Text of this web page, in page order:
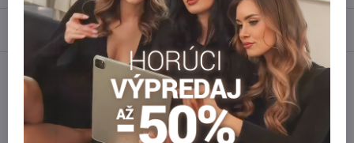
0
TwitterBlueskyPinterestReddit LinkedInWhatsApp
E-
Podobné produkty